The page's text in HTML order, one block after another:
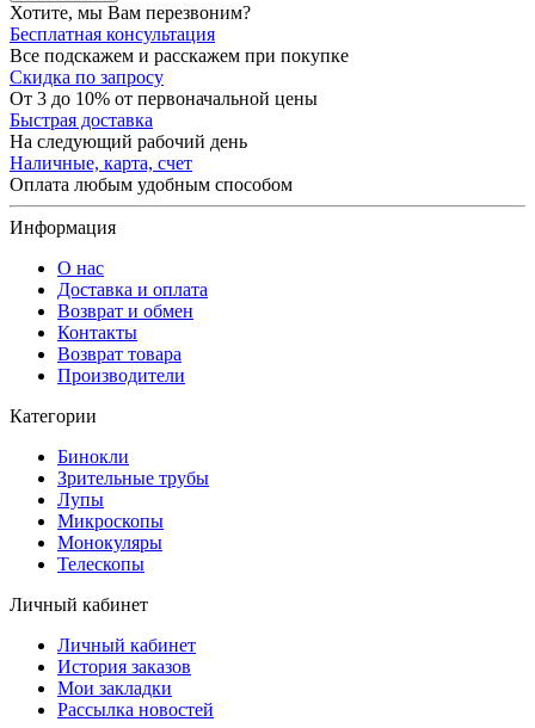
Хотите, мы Вам перезвоним?
Бесплатная консультация
Все подскажем и расскажем при покупке
Скидка по запросу
От 3 до 10% от первоначальной цены
Быстрая доставка
На следующий рабочий день
Наличные, карта, счет
Оплата любым удобным способом
Информация
О нас
Доставка и оплата
Возврат и обмен
Контакты
Возврат товара
Производители
Категории
Бинокли
Зрительные трубы
Лупы
Микроскопы
Монокуляры
Телескопы
Личный кабинет
Личный кабинет
История заказов
Мои закладки
Рассылка новостей